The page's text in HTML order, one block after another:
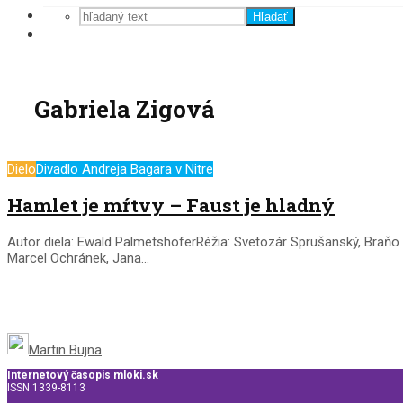
Hľadať
Gabriela Zigová
DieloDivadlo Andreja Bagara v Nitre
Hamlet je mŕtvy – Faust je hladný
Autor diela: Ewald PalmetshoferRéžia: Svetozár Sprušanský,
Marcel Ochránek, Jana...
Martin Bujna
Internetový časopis mloki.sk
ISSN 1339-8113